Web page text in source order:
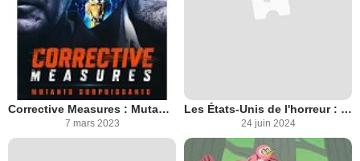
Corrective Measures : Mutants Surpuissants
7 mars 2023
Les États-Unis de l'horreur : Chapitre 2
24 juin 2024